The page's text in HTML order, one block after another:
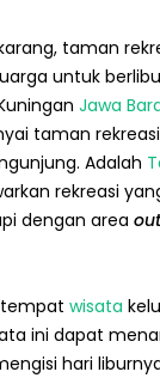
taman
untuk
Jawa
taman
Adalah
rekreasi
dengan area
wisata
ini dapat
hari